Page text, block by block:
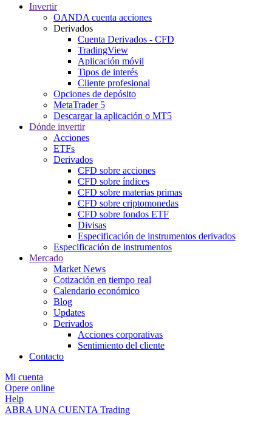
Invertir
OANDA cuenta acciones
Derivados
Cuenta Derivados - CFD
TradingView
Aplicación móvil
Tipos de interés
Cliente profesional
Opciones de depósito
MetaTrader 5
Descargar la aplicación o MT5
Dónde invertir
Acciones
ETFs
Derivados
CFD sobre acciones
CFD sobre índices
CFD sobre materias primas
CFD sobre criptomonedas
CFD sobre fondos ETF
Divisas
Especificación de instrumentos derivados
Especificación de instrumentos
Mercado
Market News
Cotización en tiempo real
Calendario económico
Blog
Updates
Derivados
Acciones corporativas
Sentimiento del cliente
Contacto
Mi cuenta
Opere online
Help
ABRA UNA CUENTA Trading